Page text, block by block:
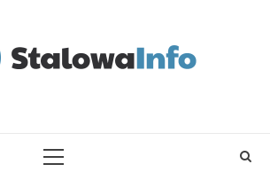
PRIMARY